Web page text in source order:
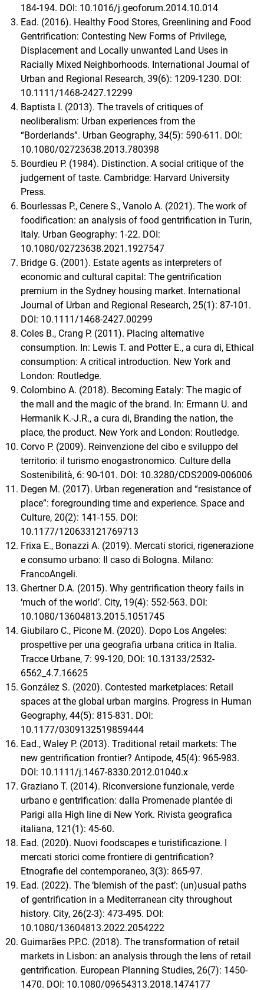
184-194. DOI: 10.1016/j.geoforum.2014.10.014
Ead. (2016). Healthy Food Stores, Greenlining and Food
Gentrification: Contesting New Forms of Privilege,
Displacement and Locally unwanted Land Uses in
Racially Mixed Neighborhoods. International Journal of
Urban and Regional Research, 39(6): 1209-1230. DOI:
10.1111/1468-2427.12299
Baptista I. (2013). The travels of critiques of
neoliberalism: Urban experiences from the
“Borderlands”. Urban Geography, 34(5): 590-611. DOI:
10.1080/02723638.2013.780398
Bourdieu P. (1984). Distinction. A social critique of the
judgement of taste. Cambridge: Harvard University
Press.
Bourlessas P., Cenere S., Vanolo A. (2021). The work of
foodification: an analysis of food gentrification in Turin,
Italy. Urban Geography: 1-22. DOI:
10.1080/02723638.2021.1927547
Bridge G. (2001). Estate agents as interpreters of
economic and cultural capital: The gentrification
premium in the Sydney housing market. International
Journal of Urban and Regional Research, 25(1): 87-101.
DOI: 10.1111/1468-2427.00299
Coles B., Crang P. (2011). Placing alternative
consumption. In: Lewis T. and Potter E., a cura di, Ethical
consumption: A critical introduction. New York and
London: Routledge.
Colombino A. (2018). Becoming Eataly: The magic of
the mall and the magic of the brand. In: Ermann U. and
Hermanik K.-J.R., a cura di, Branding the nation, the
place, the product. New York and London: Routledge.
Corvo P. (2009). Reinvenzione del cibo e sviluppo del
territorio: il turismo enogastronomico. Culture della
Sostenibilità, 6: 90-101. DOI: 10.3280/CDS2009-006006
Degen M. (2017). Urban regeneration and “resistance of
place”: foregrounding time and experience. Space and
Culture, 20(2): 141-155. DOI:
10.1177/120633121769713
Frixa E., Bonazzi A. (2019). Mercati storici, rigenerazione
e consumo urbano: Il caso di Bologna. Milano:
FrancoAngeli.
Ghertner D.A. (2015). Why gentrification theory fails in
‘much of the world’. City, 19(4): 552-563. DOI:
10.1080/13604813.2015.1051745
Giubilaro C., Picone M. (2020). Dopo Los Angeles:
prospettive per una geografia urbana critica in Italia.
Tracce Urbane, 7: 99-120, DOI: 10.13133/2532-
6562_4.7.16625
González S. (2020). Contested marketplaces: Retail
spaces at the global urban margins. Progress in Human
Geography, 44(5): 815-831. DOI:
10.1177/0309132519859444
Ead., Waley P. (2013). Traditional retail markets: The
new gentrification frontier? Antipode, 45(4): 965-983.
DOI: 10.1111/j.1467-8330.2012.01040.x
Graziano T. (2014). Riconversione funzionale, verde
urbano e gentrification: dalla Promenade plantée di
Parigi alla High line di New York. Rivista geografica
italiana, 121(1): 45-60.
Ead. (2020). Nuovi foodscapes e turistificazione. I
mercati storici come frontiere di gentrification?
Etnografie del contemporaneo, 3(3): 865-97.
Ead. (2022). The ‘blemish of the past’: (un)usual paths
of gentrification in a Mediterranean city throughout
history. City, 26(2-3): 473-495. DOI:
10.1080/13604813.2022.2054222
Guimarães P.P.C. (2018). The transformation of retail
markets in Lisbon: an analysis through the lens of retail
gentrification. European Planning Studies, 26(7): 1450-
1470. DOI: 10.1080/09654313.2018.1474177